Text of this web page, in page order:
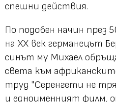
спешни действия.
По подобен начин през
на XX век германецът
синът му Михаел
света към
труд "Серенгети не
и едноименният филм,